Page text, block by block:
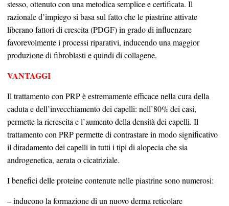
stesso, ottenuto con una metodica semplice e certificata. Il
razionale d’impiego si basa sul fatto che le piastrine attivate
liberano fattori di crescita (PDGF) in grado di influenzare
favorevolmente i processi riparativi, inducendo una maggior
produzione di fibroblasti e quindi di collagene.
VANTAGGI
Il trattamento con PRP è estremamente efficace nella cura della
caduta e dell’invecchiamento dei capelli: nell’80% dei casi,
permette la ricrescita e l’aumento della densità dei capelli. Il
trattamento con PRP permette di contrastare in modo significativo
il diradamento dei capelli in tutti i tipi di alopecia che sia
androgenetica, aerata o cicatriziale.
I benefici delle proteine contenute nelle piastrine sono numerosi:
– inducono la formazione di un nuovo derma reticolare